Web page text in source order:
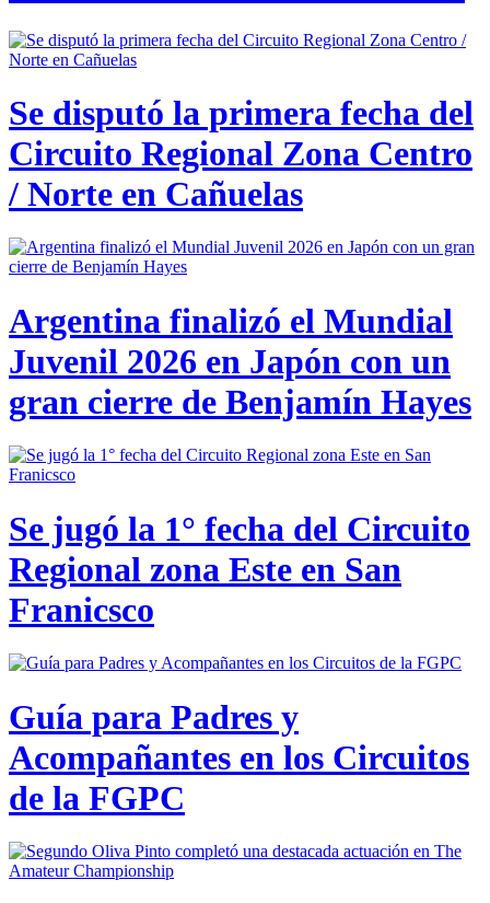
Se disputó la primera fecha del
Circuito Regional Zona Centro
/ Norte en Cañuelas
Argentina finalizó el Mundial
Juvenil 2026 en Japón con un
gran cierre de Benjamín Hayes
Se jugó la 1° fecha del Circuito
Regional zona Este en San
Franicsco
Guía para Padres y
Acompañantes en los Circuitos
de la FGPC